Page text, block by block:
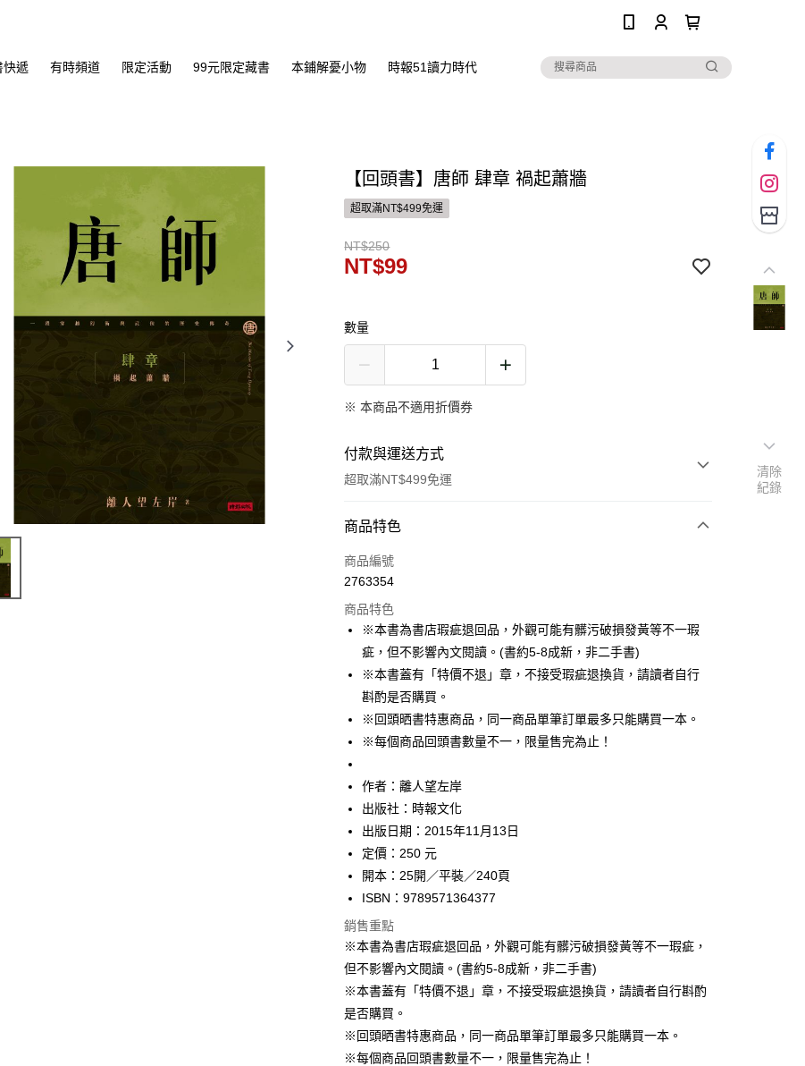
快遞 有時頻道 限定活動 99元限定藏書 本鋪解憂小物 時報51讀力時代
【回頭書】唐師 肆章 禍起蕭牆
超取滿NT$499免運
NT$250
NT$99
數量
※ 本商品不適用折價券
付款與運送方式
超取滿NT$499免運
付款方式
信用卡一次付款
運送方式
付款後全家取貨
每筆NT$60，滿NT$499(含以上)免運費
付款後7-11取貨
每筆NT$60，滿NT$499(含以上)免運費
宅配
商品特色
商品編號
2763354
商品特色
※本書為書店瑕疵退回品，外觀可能有髒污破損發黃等不一瑕
疵，但不影響內文閱讀。(書約5-8成新，非二手書)
※本書蓋有「特價不退」章，不接受瑕疵退換貨，請讀者自行
斟酌是否購買。
※回頭晒書特惠商品，同一商品單筆訂單最多只能購買一本。
※每個商品回頭書數量不一，限量售完為止！
作者：離人望左岸
出版社：時報文化
出版日期：2015年11月13日
定價：250 元
開本：25開／平裝／240頁
ISBN：9789571364377
銷售重點
※本書為書店瑕疵退回品，外觀可能有髒污破損發黃等不一瑕疵，
但不影響內文閱讀。(書約5-8成新，非二手書)
※本書蓋有「特價不退」章，不接受瑕疵退換貨，請讀者自行斟酌
是否購買。
※回頭晒書特惠商品，同一商品單筆訂單最多只能購買一本。
※每個商品回頭書數量不一，限量售完為止！
清除
紀錄